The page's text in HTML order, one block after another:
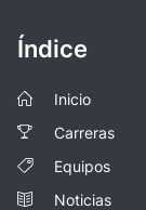
Índice
Inicio
Carreras
Equipos
Noticias